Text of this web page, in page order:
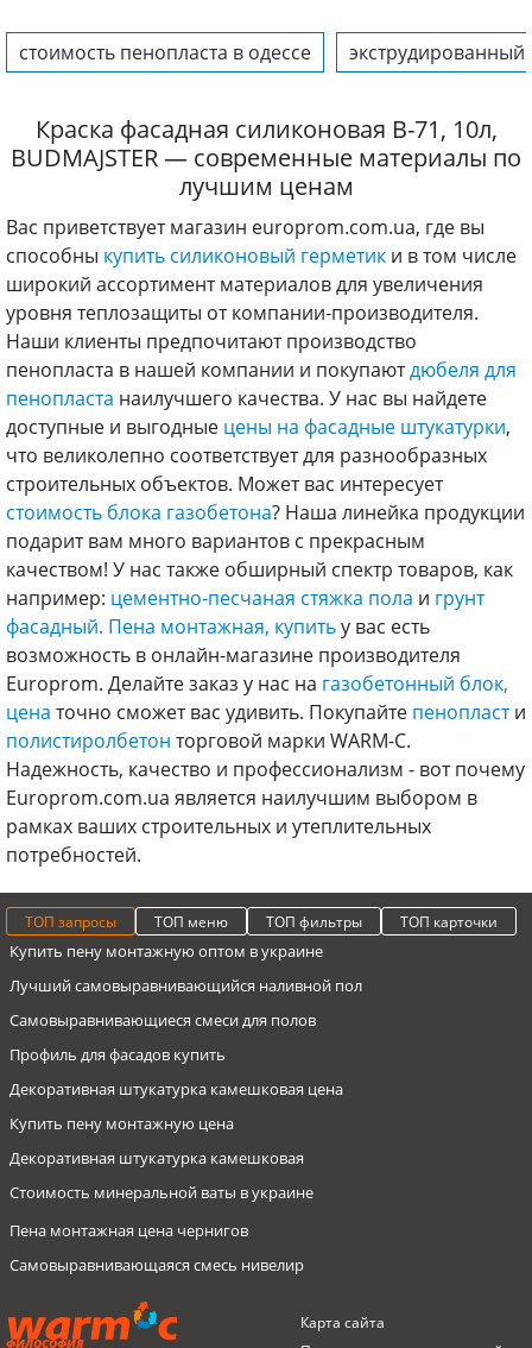
стоимость пенопласта в одессе экструдированный
Краска фасадная силиконовая B-71, 10л,
BUDMAJSTER — современные материалы по
лучшим ценам
Вас приветствует магазин europrom.com.ua, где вы
способны купить силиконовый герметик и в том числе
широкий ассортимент материалов для увеличения
уровня теплозащиты от компании-производителя.
Наши клиенты предпочитают производство
пенопласта в нашей компании и покупаютдюбеля для
пенопласта наилучшего качества. У нас вы найдете
доступные и выгодные цены на фасадные штукатурки,
что великолепно соответствует для разнообразных
строительных объектов. Может вас интересует
стоимость блока газобетона? Наша линейка продукции
подарит вам много вариантов с прекрасным
качеством! У нас также обширный спектр товаров, как
например: цементно-песчаная стяжка пола и грунт
фасадный. Пена монтажная, купитьу вас есть
возможность в онлайн-магазине производителя
Europrom. Делайте заказ у нас на газобетонный блок,
цена точно сможет вас удивить. Покупайте пенопласти
полистиролбетон торговой марки WARM-C.
Надежность, качество и профессионализм - вот почему
Europrom.com.ua является наилучшим выбором в
рамках ваших строительных и утеплительных
потребностей.
ТОП запросы ТОП меню ТОП фильтры ТОП карточки
Купить пену монтажную оптом в украине
Лучший самовыравнивающийся наливной пол
Самовыравнивающиеся смеси для полов
Профиль для фасадов купить
Декоративная штукатурка камешковая цена
Купить пену монтажную цена
Декоративная штукатурка камешковая
Стоимость минеральной ваты в украине
Пена монтажная цена чернигов
Самовыравнивающаяся смесь нивелир
Купить монтажную пену оптом в киеве
Купить пенопласт листовой в украине
Герметик
Пенопласт 10 мм до 13 кг/м3
Пенопласт 50мм до 20 кг/м3
Сетка фасадная ECONOMIC 160, LATYMER
Пенопласт Warm-C индивидуальный заказ
ФИЛОСОФИЯ
Карта сайта